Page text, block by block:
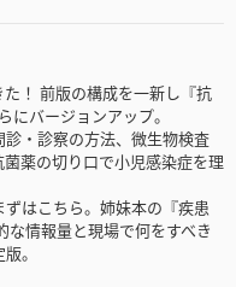
！ 前版の構成を一新し『抗
にバージョンアップ。
診・診察の方法、微生物検査
薬の切り口で小児感染症を理
ずはこちら。姉妹本の『疾患
情報量と現場で何をすべき
。